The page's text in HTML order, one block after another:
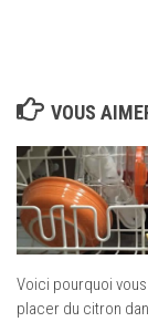
VOUS
Voici pourquoi
placer du citron